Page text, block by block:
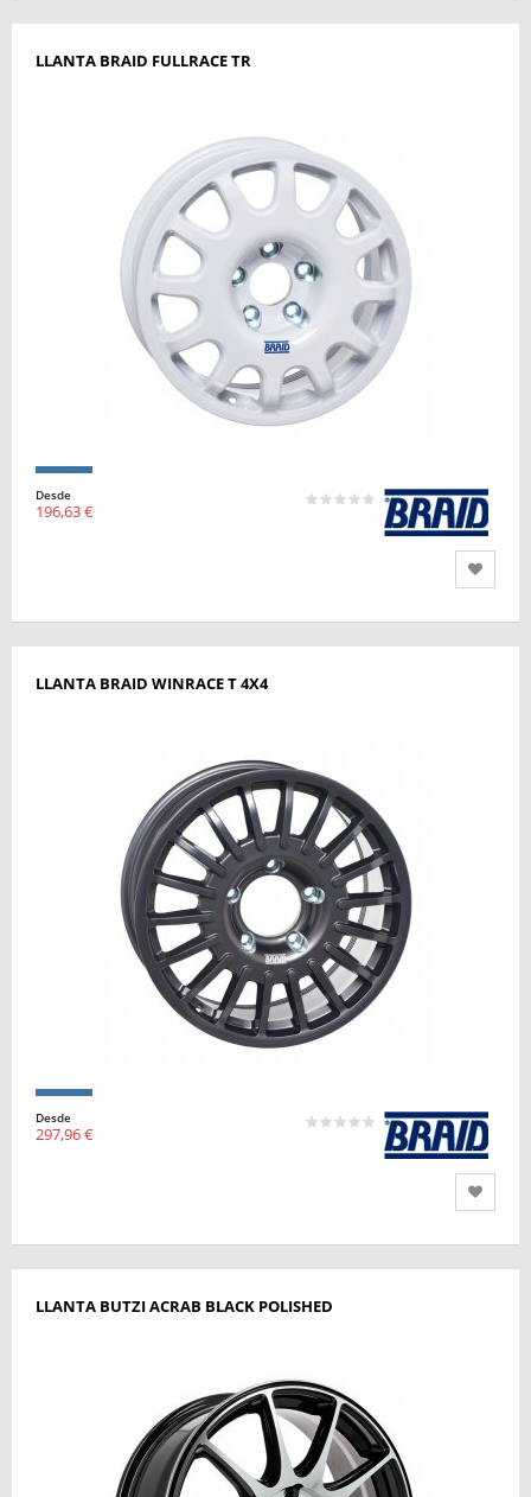
LLANTA BRAID FULLRACE TR
Desde
196,63 €
LLANTA BRAID WINRACE T 4X4
Desde
297,96 €
LLANTA BUTZI ACRAB BLACK POLISHED